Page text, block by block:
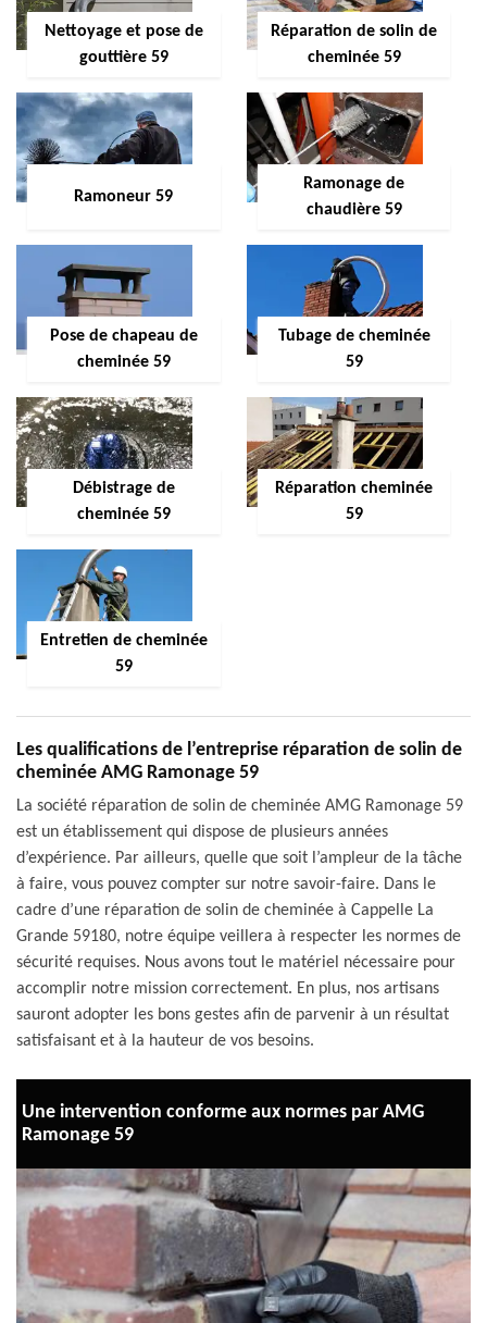
Nettoyage et pose de
gouttière 59
Réparation de solin de
cheminée 59
Ramoneur 59
Ramonage de
chaudière 59
Pose de chapeau de
cheminée 59
Tubage de cheminée
59
Débistrage de
cheminée 59
Réparation cheminée
59
Entretien de cheminée
59
Les qualifications de l’entreprise réparation de solin de
cheminée AMG Ramonage 59
La société réparation de solin de cheminée AMG Ramonage 59
est un établissement qui dispose de plusieurs années
d’expérience. Par ailleurs, quelle que soit l’ampleur de la tâche
à faire, vous pouvez compter sur notre savoir-faire. Dans le
cadre d’une réparation de solin de cheminée à Cappelle La
Grande 59180, notre équipe veillera à respecter les normes de
sécurité requises. Nous avons tout le matériel nécessaire pour
accomplir notre mission correctement. En plus, nos artisans
sauront adopter les bons gestes afin de parvenir à un résultat
satisfaisant et à la hauteur de vos besoins.
Une intervention conforme aux normes par AMG
Ramonage 59